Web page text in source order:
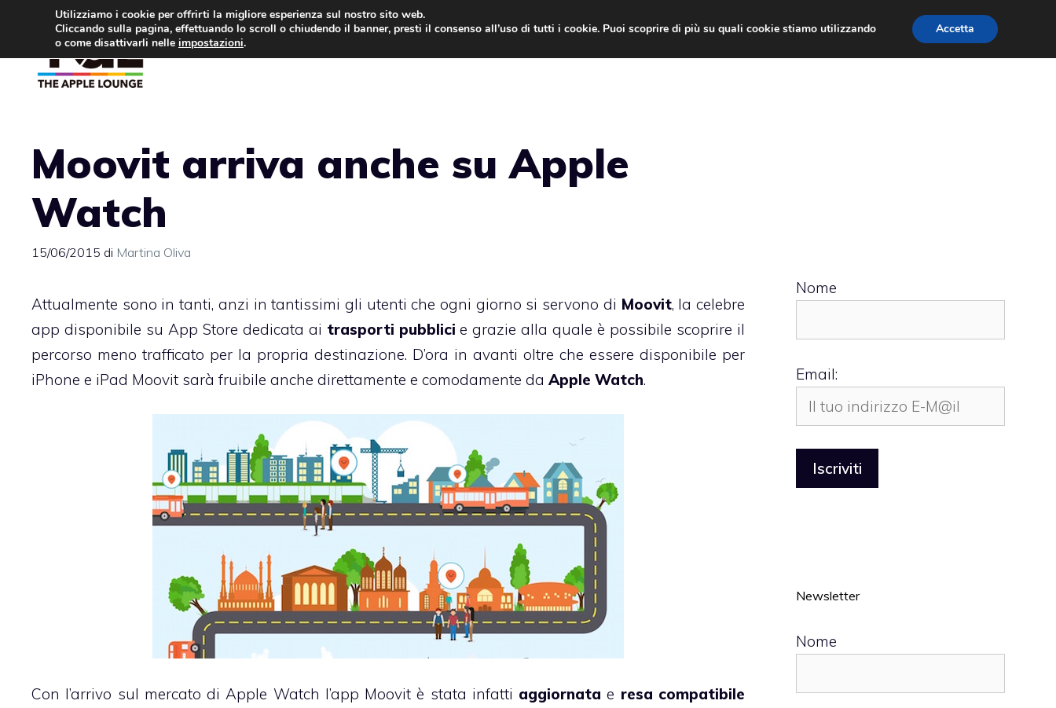
contenuto
Moovit arriva anche su Apple
Watch
15/06/2015 di Martina Oliva
Attualmente sono in tanti, anzi in tantissimi gli utenti che ogni giorno si servono di Moovit, la celebre
app disponibile su App Store dedicata ai trasporti pubblici e grazie alla quale è possibile scoprire il
percorso meno trafficato per la propria destinazione. D’ora in avanti oltre che essere disponibile per
iPhone e iPad Moovit sarà fruibile anche direttamente e comodamente da Apple Watch.
Con l’arrivo sul mercato di Apple Watch l’app Moovit è stata infatti aggiornata e resa compatibile
Nome
Email:
Newsletter
Nome
Utilizziamo i cookie per offrirti la migliore esperienza sul nostro sito web.
Cliccando sulla pagina, effettuando lo scroll o chiudendo il banner, presti il consenso all’uso di tutti i cookie. Puoi scoprire di più su quali cookie stiamo utilizzando
o come disattivarli nelle impostazioni.
Accetta